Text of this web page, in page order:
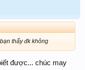
thấy đk không
được... chúc may